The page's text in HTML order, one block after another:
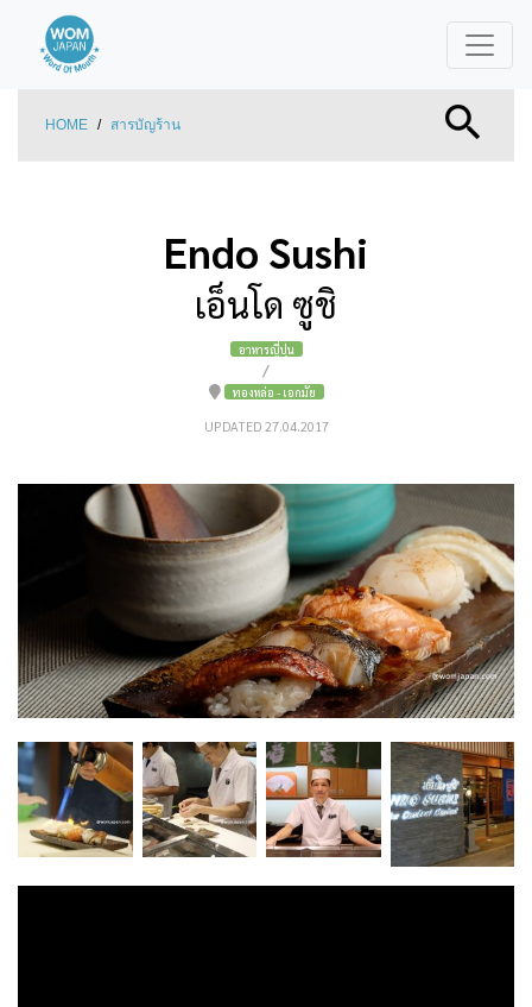
HOME / สารบัญร้าน
Endo Sushi
เอ็นโด ซูชิ
อาหารญี่ปุ่น
/
ทองหล่อ - เอกมัย
UPDATED 27.04.2017